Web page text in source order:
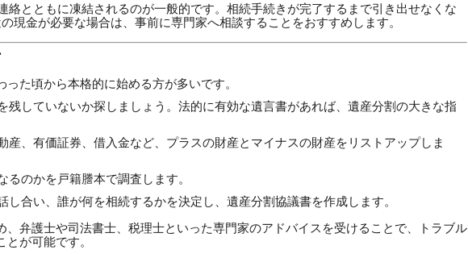
絡とともに凍結されるのが一般的です。相続手続きが完了するまで引き出せなくな
現金が必要な場合は、事前に専門家へ相談することをおすすめします。
た頃から本格的に始める方が多いです。
残していないか探しましょう。法的に有効な遺言書があれば、遺産分割の大きな指
産、有価証券、借入金など、プラスの財産とマイナスの財産をリストアップしま
るのかを戸籍謄本で調査します。
し合い、誰が何を相続するかを決定し、遺産分割協議書を作成します。
、弁護士や司法書士、税理士といった専門家のアドバイスを受けることで、トラブル
が可能です。